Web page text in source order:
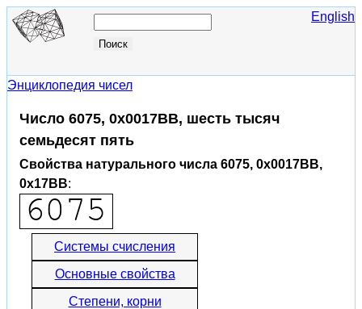
English
Энциклопедия чисел
Число 6075, 0x0017BB, шесть тысяч
семьдесят пять
Свойства натурального числа 6075, 0x0017BB,
0x17BB:
Системы счисления
Основные свойства
Степени, корни